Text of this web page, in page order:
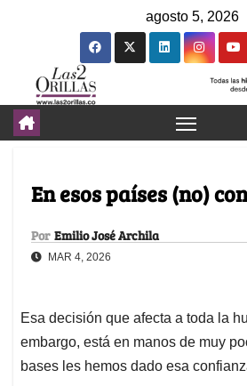
agosto 5, 2026
En esos países (no)
Por Emilio José Archila
MAR 4, 2026
Esa decisión que afecta a toda la
embargo, está en manos de muy
bases les hemos dado esa